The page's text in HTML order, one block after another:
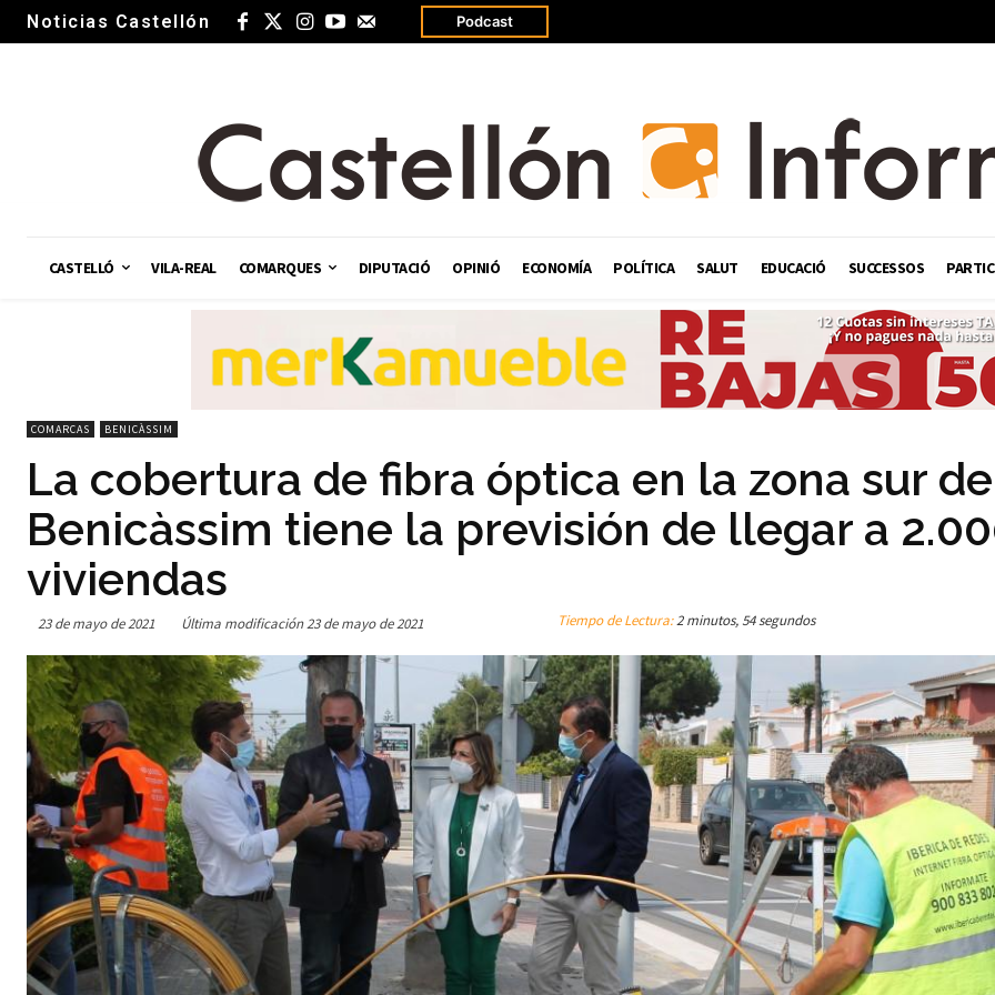
Noticias Castellón Podcast
CASTELLÓ VILA-REAL COMARQUES DIPUTACIÓ OPINIÓ ECONOMÍA POLÍTICA SALUT EDUCACIÓ SUCCESSOS
COMARCAS BENICÀSSIM
La cobertura de fibra óptica en la zona sur de
Benicàssim tiene la previsión de llegar a
viviendas
23 de mayo de 2021 Última modificación23 de mayo de 2021 Tiempo de Lectura:2 minutos, 54 segundos